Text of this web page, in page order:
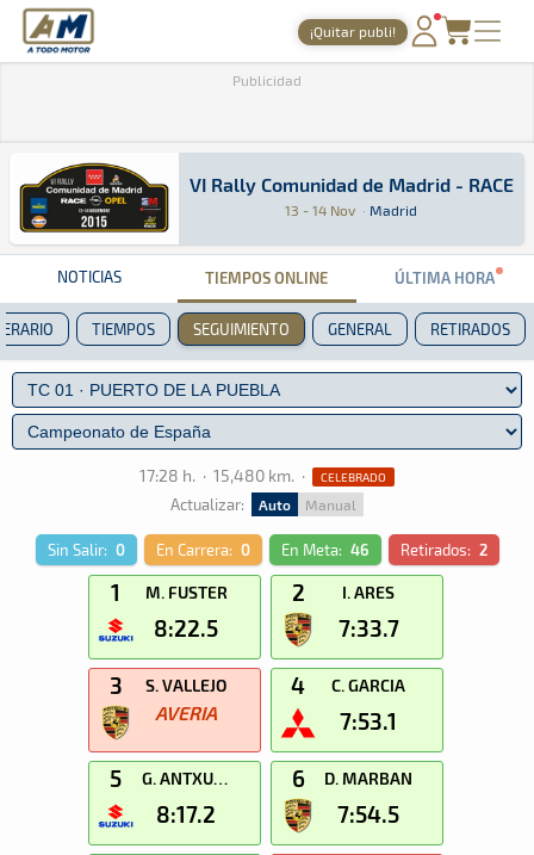
A Todo Motor · Revista del motor desde 1999
¡Quitar publi!
NOTICIAS
AGENDA
GALERÍAS
TIENDA
ARCHIVO
Publicidad
VI Rally Comunidad de Madrid - RACE
VI Rally Comunidad de Madrid - RACE
13 - 14 Nov · Madrid
Rally · VI Rally Comunidad de Madrid -
Madrid
NOTICIAS TIEMPOS ONLINE ÚLTIMA HORA
TIEMPOS SEGUIMIENTO GENERAL RETIRADOS
17:28 h. · 15,480 km. · CELEBRADO
Actualizar: Auto Manual
Sin Salir: 0 En Carrera: 0 En Meta: 46 Retirados: 2
1 M. FUSTER
8:22.5
2 I. ARES
7:33.7
3 S. VALLEJO
AVERIA
4 C. GARCIA
7:53.1
5 G. ANTXUSTEGI
8:17.2
6 D. MARBAN
7:54.5